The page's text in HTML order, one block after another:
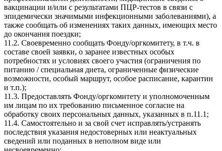
вакцинации и/или с результатами ПЦР-тестов в связи с
эпидемически значимыми инфекционными заболеваниями), а
также сообщать об изменениях таких данных, имеющих место
до окончания поездки;
11.2. Своевременно сообщать Фонду/оргкомитету, в т.ч. в
составе своей заявки, о заранее известных особых
потребностях и условиях своего участия (ограничения по
питанию / специальная диета, ограниченные физические
возможности, особый маршрут, особое расписание, карантин
и т.п.);
11.3. Предоставлять Фонду/оргкомитету и уполномоченным
им лицам по их требованию письменное согласие на
обработку своих персональных данных, указанных в п.11.1;
11.4. Самостоятельно и за свой счет исправлять/устранять
последствия указания недостоверных или неактуальных
сведений или поданных в неполном виде или